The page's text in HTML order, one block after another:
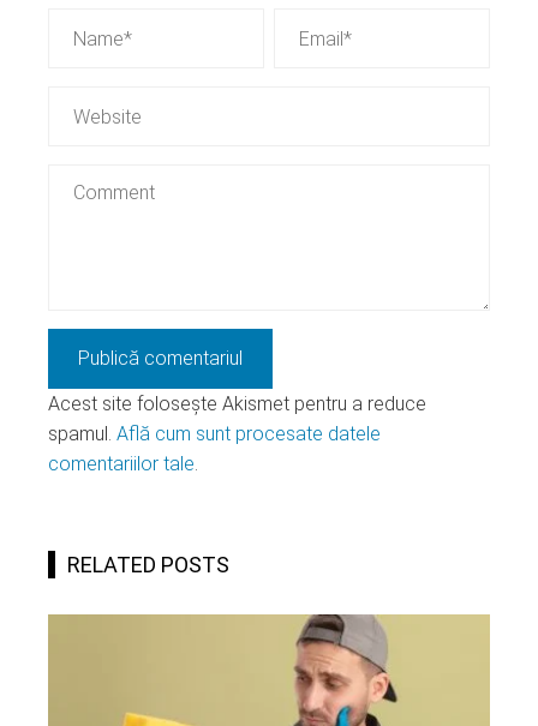
Acest site folosește Akismet pentru a reduce
spamul. Află cum sunt procesate datele
comentariilor tale.
RELATED POSTS